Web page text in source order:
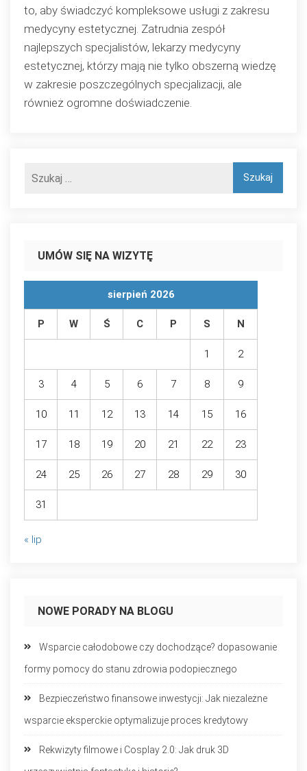
to, aby świadczyć kompleksowe usługi z zakresu
medycyny estetycznej. Zatrudnia zespół
najlepszych specjalistów, lekarzy medycyny
estetycznej, którzy mają nie tylko obszerną wiedzę
w zakresie poszczególnych specjalizacji, ale
również ogromne doświadczenie.
UMÓW SIĘ NA WIZYTĘ
sierpień 2026
P W Ś C P S N
1 2
3 4 5 6 7 8 9
10 11 12 13 14 15 16
17 18 19 20 21 22 23
24 25 26 27 28 29 30
31
« lip
NOWE PORADY NA BLOGU
Wsparcie całodobowe czy dochodzące? dopasowanie
formy pomocy do stanu zdrowia podopiecznego
Bezpieczeństwo finansowe inwestycji: Jak niezależne
wsparcie eksperckie optymalizuje proces kredytowy
Rekwizyty filmowe i Cosplay 2.0: Jak druk 3D